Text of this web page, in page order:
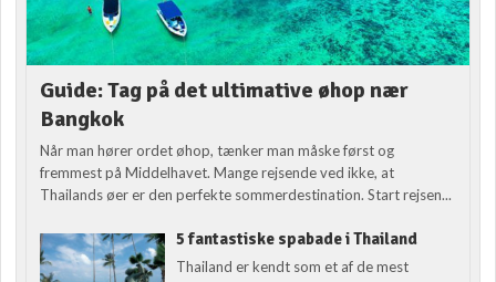
Guide: Tag på det ultimative øhop nær
Bangkok
Når man hører ordet øhop, tænker man måske først og
fremmest på Middelhavet. Mange rejsende ved ikke, at
Thailands øer er den perfekte sommerdestination. Start rejsen...
5 fantastiske spabade i Thailand
Thailand er kendt som et af de mest